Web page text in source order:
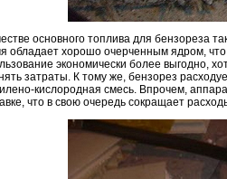
основного топлива для бензореза
обладает хорошо очерченным ядром,
экономически более выгодно,
затраты. К тому же, бензорез
кислородная смесь. Впрочем,
что в свою очередь сокращает